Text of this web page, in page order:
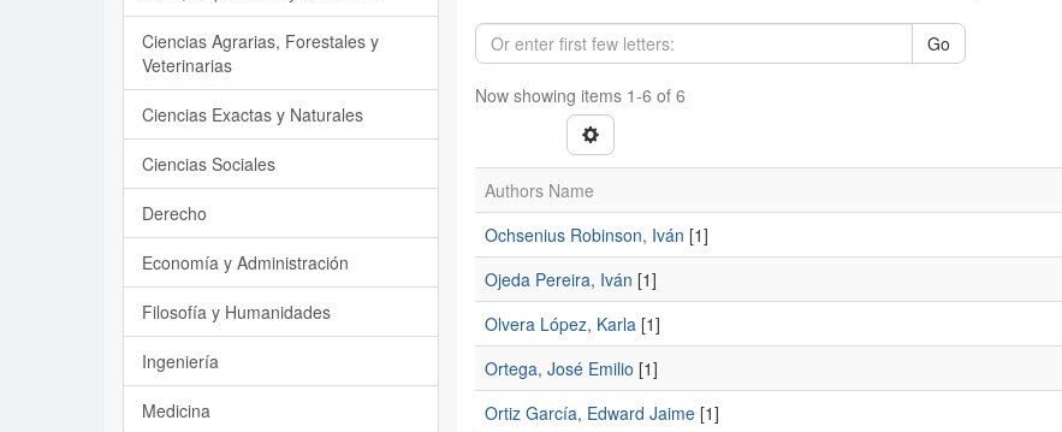
Go
Now showing items 1-6 of 6
Authors Name
Ochsenius Robinson, Iván [1]
Ojeda Pereira, Iván [1]
Olvera López, Karla[1]
Ortega, José Emilio [1]
Ortiz García, Edward Jaime[1]
Ciencias Agrarias, Forestales y
Veterinarias
Ciencias Exactas y Naturales
Ciencias Sociales
Derecho
Economía y Administración
Filosofía y Humanidades
Ingeniería
Medicina